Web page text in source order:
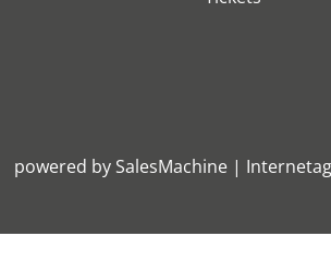
powered bySalesMachine |